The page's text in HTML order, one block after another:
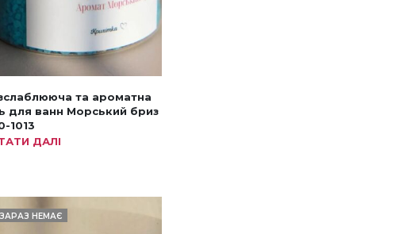
та ароматна
для ванн Морський бриз
1013
ДАЛІ
ЗАРАЗ НЕМАЄ